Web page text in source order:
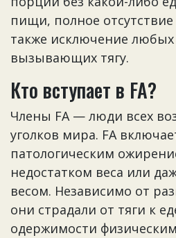
пищи, полное отсутствие
также исключение любых
вызывающих тягу.
Кто вступает в FA?
Члены FA — люди всех
уголков мира. FA
патологическим
недостатком веса или
весом. Независимо от
они страдали от тяги к
одержимости